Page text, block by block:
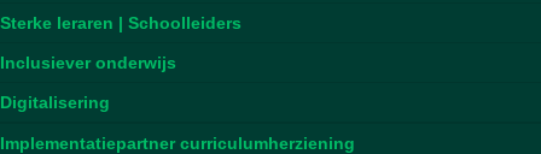
Sterke leraren | Schoolleiders
Inclusiever onderwijs
Digitalisering
Implementatiepartner curriculumherziening